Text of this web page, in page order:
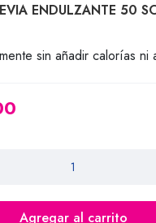
ENDULZANTE 50
sin añadir calorías ni
Agregar al carrito